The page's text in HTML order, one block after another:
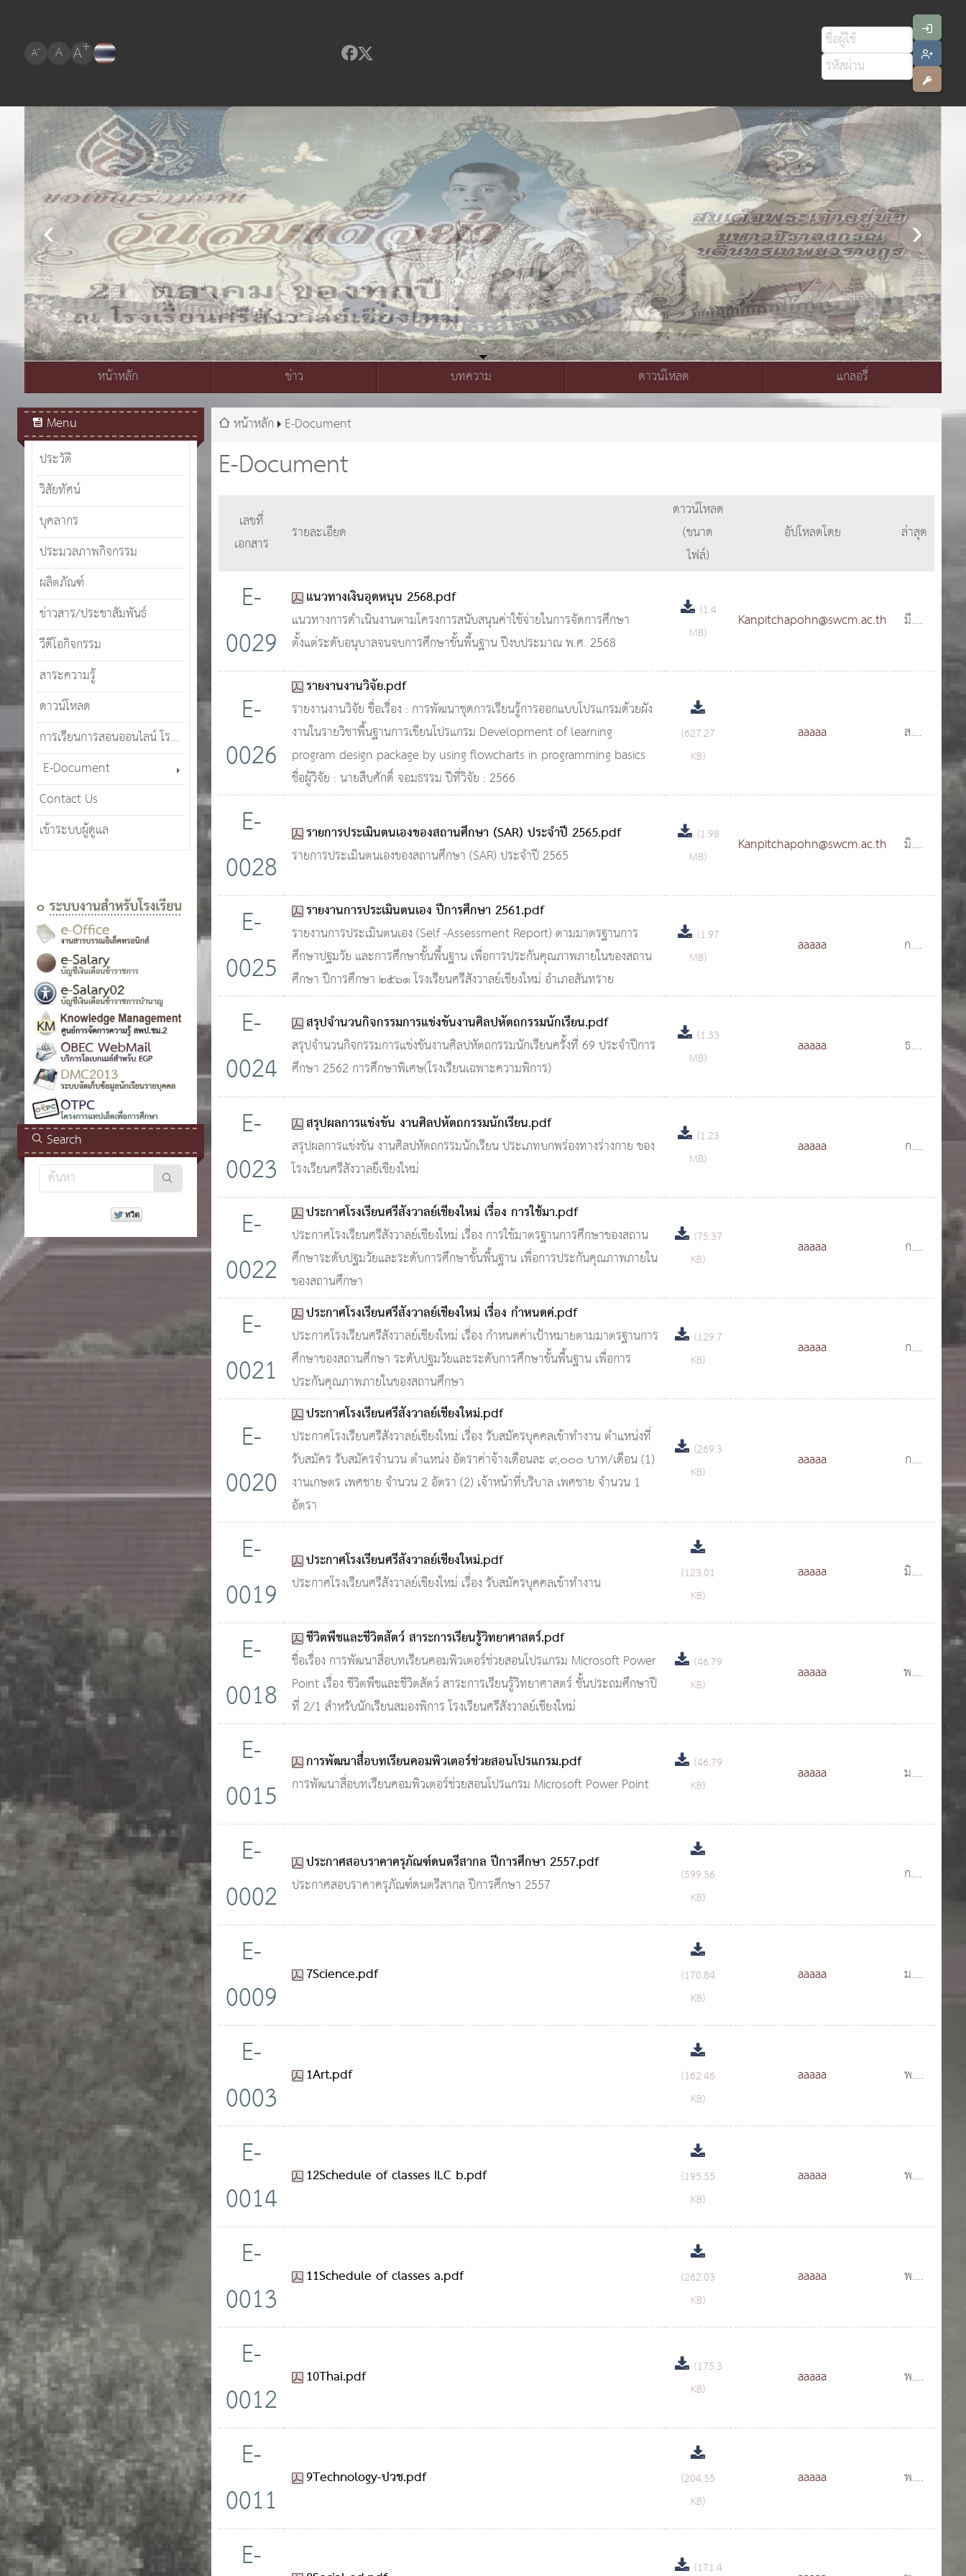
A- A A+
สมเด็จพระเจ้าอยู่หัวมหาวชิราลงกรณ บดินทรเทพยวรางกูร
หน้าหลัก ข่าว บทความ ดาวน์โหลด แกลอรี่
Menu
ประวัติ
วิสัยทัศน์
บุคลากร
ประมวลภาพกิจกรรม
ผลิตภัณฑ์
ข่าวสาร/ประชาสัมพันธ์
วีดีโอกิจกรรม
สาระความรู้
ดาวน์โหลด
การเรียนการสอนออนไลน์ โรงเรียนศรีสังวาลย์เชียงใหม่ (SWCMOT)
E-Document
Contact Us
เข้าระบบผู้ดูแล
Search
E-Document
หน้าหลัก E-Document
เลขที่
เอกสาร
รายละเอียด
ดาวน์โหลด
(ขนาด
ไฟล์)
อัปโหลดโดย ล่าสุด
E-
0029
แนวทางเงินอุดหนุน 2568.pdf
แนวทางการดำเนินงานตามโครงการสนับสนุนค่าใช้จ่ายในการจัดการศึกษา
ตั้งแต่ระดับอนุบาลจนจบการศึกษาขั้นพื้นฐาน ปีงบประมาณ พ.ศ. 2568
(1.4
MB)
Kanpitchapohn@swcm.ac.th
มี.ค.
E-
0026
รายงานงานวิจัย.pdf
รายงานงานวิจัย ชื่อเรื่อง : การพัฒนาชุดการเรียนรู้การออกแบบโปรแกรมด้วยผัง
งานในรายวิชาพื้นฐานการเขียนโปรแกรม Development of learning
program design package by using flowcharts in programming basics
ชื่อผู้วิจัย : นายสืบศักดิ์ จอมธรรม ปีที่วิจัย : 2566
(627.27
KB)
aaaaa
ส.ค.
E-
0028
รายการประเมินตนเองของสถานศึกษา (SAR) ประจำปี 2565.pdf
รายการประเมินตนเองของสถานศึกษา (SAR) ประจำปี 2565
(1.98
MB)
Kanpitchapohn@swcm.ac.th
มิ.ย.
E-
0025
รายงานการประเมินตนเอง ปีการศึกษา 2561.pdf
รายงานการประเมินตนเอง (Self -Assessment Report) ตามมาตรฐานการ
ศึกษาปฐมวัย และการศึกษาขั้นพื้นฐาน เพื่อการประกันคุณภาพภายในของสถาน
ศึกษา ปีการศึกษา ๒๕๖๑ โรงเรียนศรีสังวาลย์เชียงใหม่ อำเภอสันทราย
(1.97
MB)
aaaaa
ก.พ.
E-
0024
สรุปจำนวนกิจกรรมการแข่งขันงานศิลปหัตถกรรมนักเรียน.pdf
สรุปจำนวนกิจกรรมการแข่งขันงานศิลปหัตถกรรมนักเรียนครั้งที่ 69 ประจำปีการ
ศึกษา 2562 การศึกษาพิเศษ(โรงเรียนเฉพาะความพิการ)
(1.33
MB)
aaaaa
ธ.ค.
E-
0023
สรุปผลการแข่งขัน งานศิลปหัตถกรรมนักเรียน.pdf
สรุปผลการแข่งขัน งานศิลปหัตถกรรมนักเรียน ประเภทบกพร่องทางร่างกาย ของ
โรงเรียนศรีสังวาลยืเชียงใหม่
(1.23
MB)
aaaaa
ก.ย.
E-
0022
ประกาศโรงเรียนศรีสังวาลย์เชียงใหม่ เรื่อง การใช้มา.pdf
ประกาศโรงเรียนศรีสังวาลย์เชียงใหม่ เรื่อง การใช้มาตรฐานการศึกษาของสถาน
ศึกษาระดับปฐมวัยและระดับการศึกษาขั้นพื้นฐาน เพื่อการประกันคุณภาพภายใน
ของสถานศึกษา
(75.37
KB)
aaaaa
ก.ย.
E-
0021
ประกาศโรงเรียนศรีสังวาลย์เชียงใหม่ เรื่อง กําหนดค่.pdf
ประกาศโรงเรียนศรีสังวาลย์เชียงใหม่ เรื่อง กําหนดค่าเป้าหมายตามมาตรฐานการ
ศึกษาของสถานศึกษา ระดับปฐมวัยและระดับการศึกษาขั้นพื้นฐาน เพื่อการ
ประกันคุณภาพภายในของสถานศึกษา
(129.7
KB)
aaaaa
ก.ย.
E-
0020
ประกาศโรงเรียนศรีสังวาลย์เชียงใหม่.pdf
ประกาศโรงเรียนศรีสังวาลย์เชียงใหม่ เรื่อง รับสมัครบุคคลเข้าทำงาน ตำแหน่งที่
รับสมัคร รับสมัครจำนวน ตำแหน่ง อัตราค่าจ้างเดือนละ ๙,๐๐๐ บาท/เดือน (1)
งานเกษตร เพศชาย จำนวน 2 อัตรา (2) เจ้าหน้าที่บริบาล เพศชาย จำนวน 1
อัตรา
(269.3
KB)
aaaaa
ก.ย.
E-
0019
ประกาศโรงเรียนศรีสังวาลย์เชียงใหม่.pdf
ประกาศโรงเรียนศรีสังวาลย์เชียงใหม่ เรื่อง รับสมัครบุคคลเข้าทำงาน
(123.01
KB)
aaaaa
มิ.ย.
E-
0018
ชีวิตพืชและชีวิตสัตว์ สาระการเรียนรู้วิทยาศาสตร์.pdf
ชื่อเรื่อง การพัฒนาสื่อบทเรียนคอมพิวเตอร์ช่วยสอนโปรแกรม Microsoft Power
Point เรื่อง ชีวิตพืชและชีวิตสัตว์ สาระการเรียนรู้วิทยาศาสตร์ ชั้นประถมศึกษาปี
ที่ 2/1 สำหรับนักเรียนสมองพิการ โรงเรียนศรีสังวาลย์เชียงใหม่
(46.79
KB)
aaaaa
พ.ค.
E-
0015
การพัฒนาสื่อบทเรียนคอมพิวเตอรชวยสอนโปรแกรม.pdf
การพัฒนาสื่อบทเรียนคอมพิวเตอรชวยสอนโปรแกรม Microsoft Power Point
(46.79
KB)
aaaaa
ม.ค.
E-
0002
ประกาศสอบราคาครุภัณฑ์ดนตรีสากล ปีการศึกษา 2557.pdf
ประกาศสอบราคาครุภัณฑ์ดนตรีสากล ปีการศึกษา 2557
(599.36
KB)
ก.พ.
E-
0009
7Science.pdf
(170.84
KB)
aaaaa
ม.ค.
E-
0003
1Art.pdf
(162.46
KB)
aaaaa
พ.ย.
E-
0014
12Schedule of classes ILC b.pdf
(195.55
KB)
aaaaa
พ.ย.
E-
0013
11Schedule of classes a.pdf
(262.03
KB)
aaaaa
พ.ย.
E-
0012
10Thai.pdf
(175.3
KB)
aaaaa
พ.ย.
E-
0011
9Technology-ปวช.pdf
(204.55
KB)
aaaaa
พ.ย.
E- (171.4